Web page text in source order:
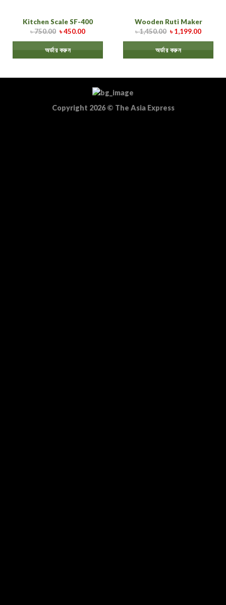
Kitchen Scale SF-400
৳750.00 ৳450.00
অর্ডার করুন
Wooden Ruti Maker
৳1,450.00 ৳1,199.00
অর্ডার করুন
Copyright 2026© The Asia Express